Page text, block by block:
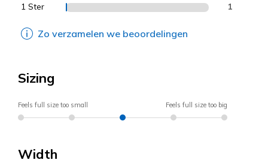
1 Ster 1
Zo verzamelen we beoordelingen
Sizing
Feels full size too small Feels full size too big
Width